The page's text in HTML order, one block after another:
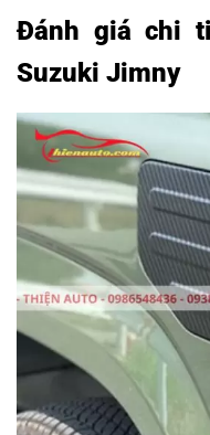
Đánh giá chi
Suzuki Jimny